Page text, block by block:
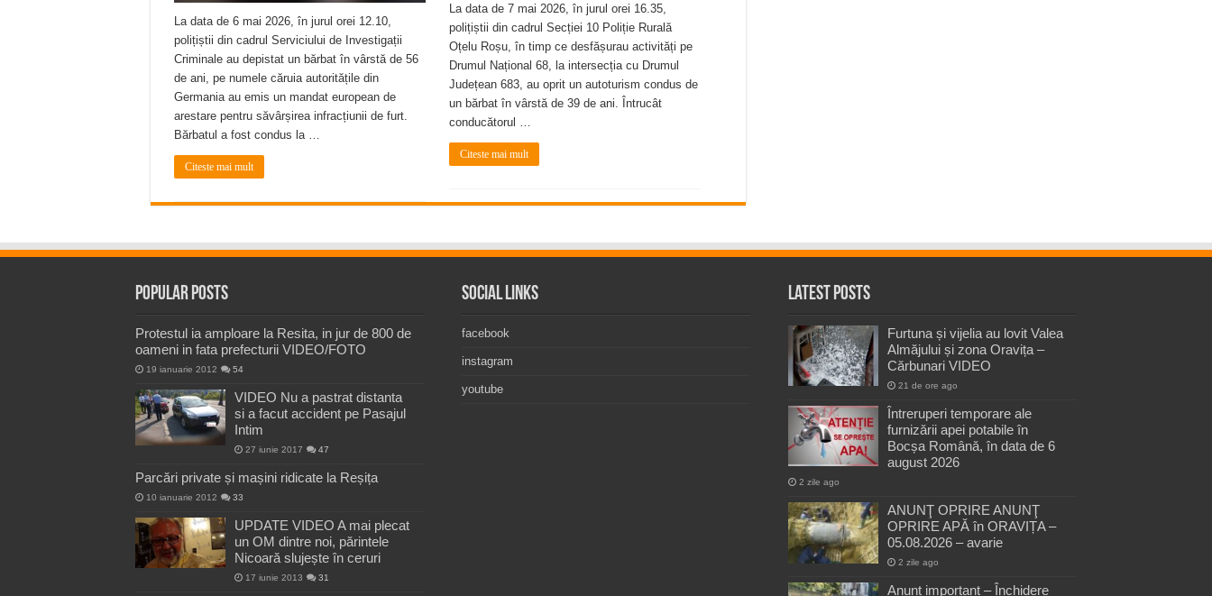
La data de 6 mai 2026, în jurul orei 12.10,
polițiștii din cadrul Serviciului de Investigații
Criminale au depistat un bărbat în vârstă de 56
de ani, pe numele căruia autoritățile din
Germania au emis un mandat european de
arestare pentru săvârșirea infracțiunii de furt.
Bărbatul a fost condus la …
Citeste mai mult
La data de 7 mai 2026, în jurul orei 16.35,
polițiștii din cadrul Secției 10 Poliție Rurală
Oțelu Roșu, în timp ce desfășurau activități pe
Drumul Național 68, la intersecția cu Drumul
Județean 683, au oprit un autoturism condus de
un bărbat în vârstă de 39 de ani. Întrucât
conducătorul …
Citeste mai mult
Popular Posts
Protestul ia amploare la Resita, in jur de 800 de
oameni in fata prefecturii VIDEO/FOTO
19 ianuarie 2012 54
VIDEO Nu a pastrat distanta
si a facut accident pe Pasajul
Intim
27 iunie 2017 47
Parcări private și mașini ridicate la Reșița
10 ianuarie 2012 33
UPDATE VIDEO A mai plecat
un OM dintre noi, părintele
Nicoară slujește în ceruri
17 iunie 2013 31
Social Links
facebook
instagram
youtube
Latest Posts
Furtuna și vijelia au lovit Valea
Almăjului și zona Oravița –
Cărbunari VIDEO
21 de ore ago
Întreruperi temporare ale
furnizării apei potabile în
Bocșa Română, în data de 6
august 2026
2 zile ago
ANUNŢ OPRIRE ANUNŢ
OPRIRE APĂ în ORAVIȚA –
05.08.2026 – avarie
2 zile ago
Anunț important – Închidere